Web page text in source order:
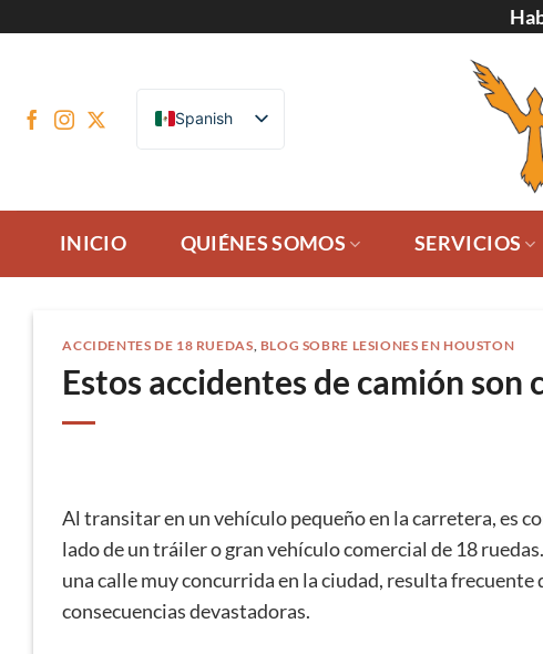
Spanish
INICIO QUIÉNES SOMOS SERVICIOS
ACCIDENTES DE 18 RUEDAS, BLOG SOBRE LESIONES EN HOUSTON
Estos accidentes de camión
Al transitar en un vehículo pequeño en la carretera, es
lado de un tráiler o gran vehículo comercial de 18
una calle muy concurrida en la ciudad, resulta
consecuencias devastadoras.